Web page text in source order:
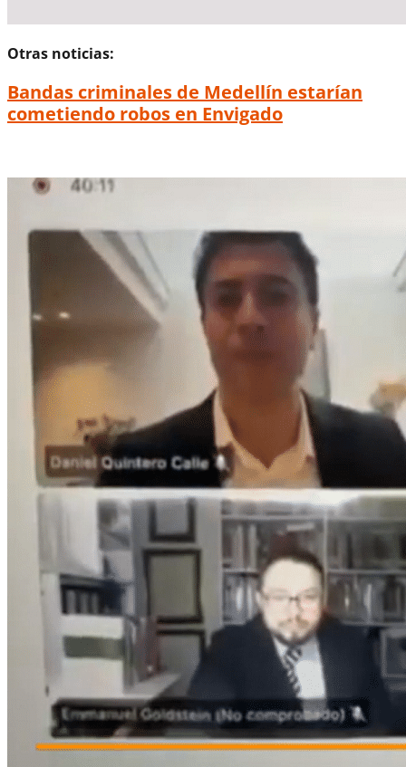
Otras noticias:
Bandas criminales de Medellín estarían
cometiendo robos en Envigado